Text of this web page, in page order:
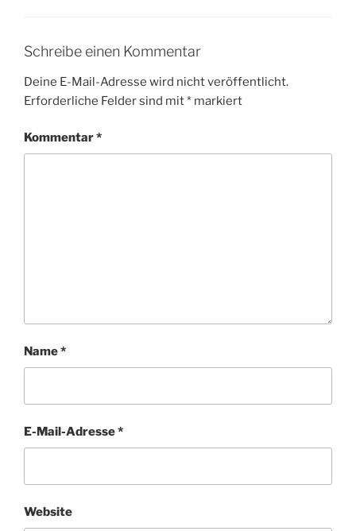
Schreibe einen Kommentar
Deine E-Mail-Adresse wird nicht veröffentlicht.
Erforderliche Felder sind mit* markiert
Kommentar*
Name*
E-Mail-Adresse*
Website